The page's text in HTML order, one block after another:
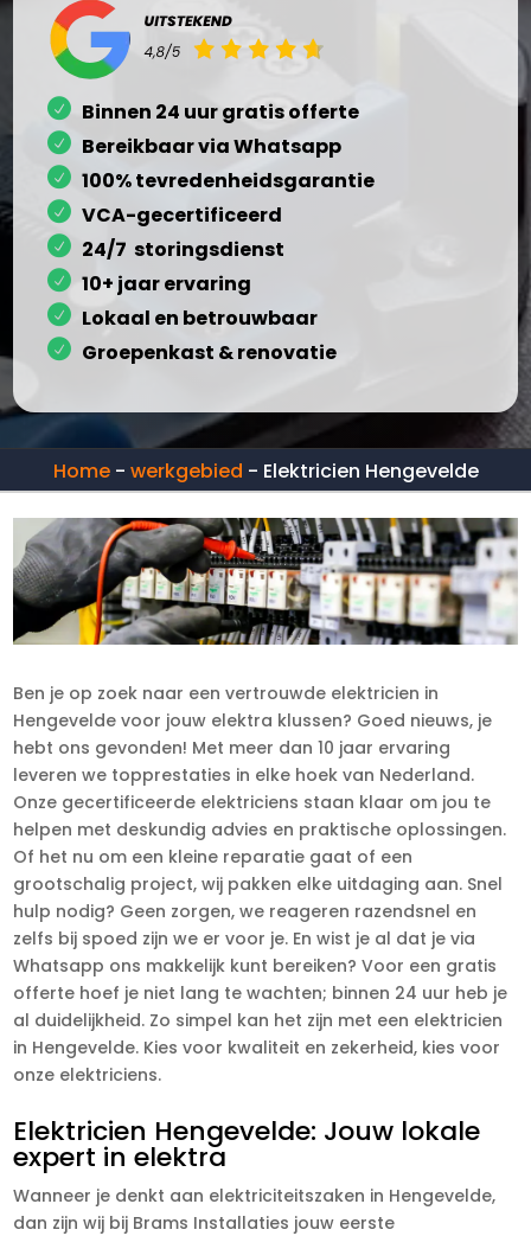
Binnen 24 uur gratis offerte
Bereikbaar via Whatsapp
100% tevredenheidsgarantie
VCA-gecertificeerd
24/7 storingsdienst
10+ jaar ervaring
Lokaal en betrouwbaar
Groepenkast & renovatie
Home- werkgebied - Elektricien Hengevelde
Ben je op zoek naar een vertrouwde elektricien in
Hengevelde voor jouw elektra klussen? Goed nieuws, je
hebt ons gevonden! Met meer dan 10 jaar ervaring
leveren we topprestaties in elke hoek van Nederland.
Onze gecertificeerde elektriciens staan klaar om jou te
helpen met deskundig advies en praktische oplossingen.
Of het nu om een kleine reparatie gaat of een
grootschalig project, wij pakken elke uitdaging aan. Snel
hulp nodig? Geen zorgen, we reageren razendsnel en
zelfs bij spoed zijn we er voor je. En wist je al dat je via
Whatsapp ons makkelijk kunt bereiken? Voor een gratis
offerte hoef je niet lang te wachten; binnen 24 uur heb je
al duidelijkheid. Zo simpel kan het zijn met een elektricien
in Hengevelde. Kies voor kwaliteit en zekerheid, kies voor
onze elektriciens.
Elektricien Hengevelde: Jouw lokale
expert in elektra
Wanneer je denkt aan elektriciteitszaken in Hengevelde,
dan zijn wij bij Brams Installaties jouw eerste